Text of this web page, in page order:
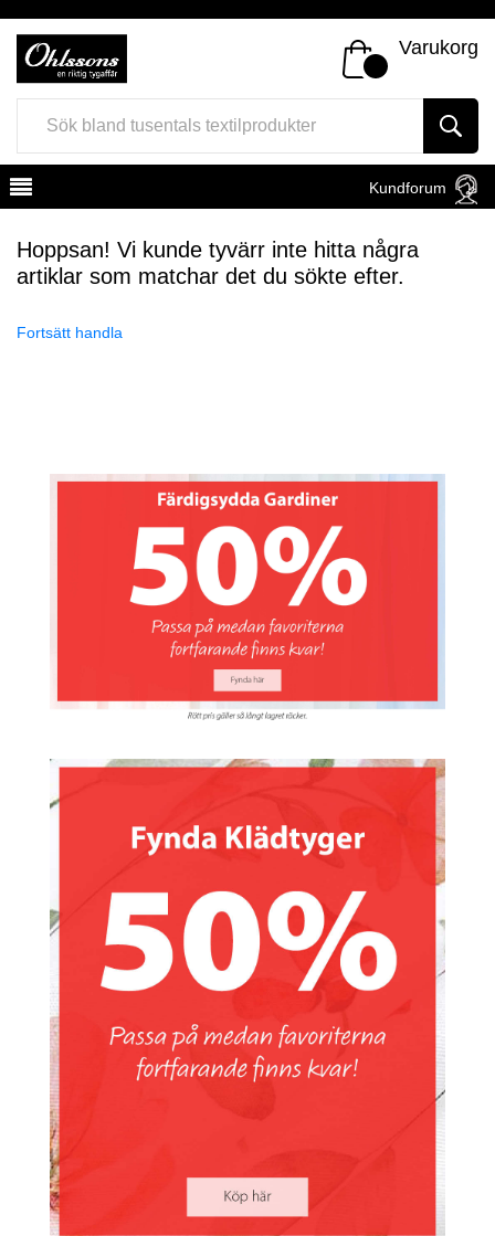
Varukorg
Kundforum
Hoppsan! Vi kunde tyvärr inte hitta några
artiklar som matchar det du sökte efter.
Fortsätt handla